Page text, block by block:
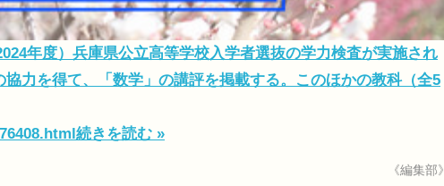
年度）兵庫県公立高等学校入学者選抜の学力検査が実施され
力を得て、「数学」の講評を掲載する。このほかの教科（全5
続きを読む »
《編集部》